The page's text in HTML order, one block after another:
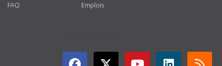
FAQ
Emplois